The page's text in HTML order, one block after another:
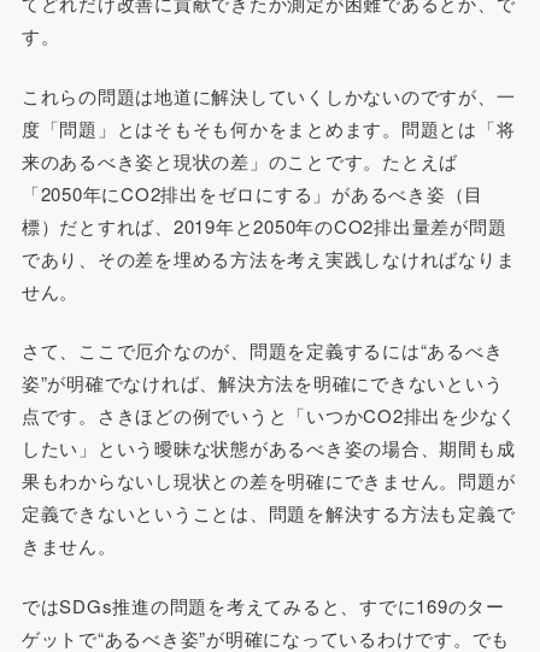
す。
これらの問題は地道に解決していくしかないのですが、一
度「問題」とはそもそも何かをまとめます。問題とは「将
来のあるべき姿と現状の差」のことです。たとえば
「2050年にCO2排出をゼロにする」があるべき姿（目
標）だとすれば、2019年と2050年のCO2排出量差が問題
であり、その差を埋める方法を考え実践しなければなりま
せん。
さて、ここで厄介なのが、問題を定義するには“あるべき
姿”が明確でなければ、解決方法を明確にできないという
点です。さきほどの例でいうと「いつかCO2排出を少なく
したい」という曖昧な状態があるべき姿の場合、期間も成
果もわからないし現状との差を明確にできません。問題が
定義できないということは、問題を解決する方法も定義で
きません。
ではSDGs推進の問題を考えてみると、すでに169のター
ゲットで“あるべき姿”が明確になっているわけです。でも